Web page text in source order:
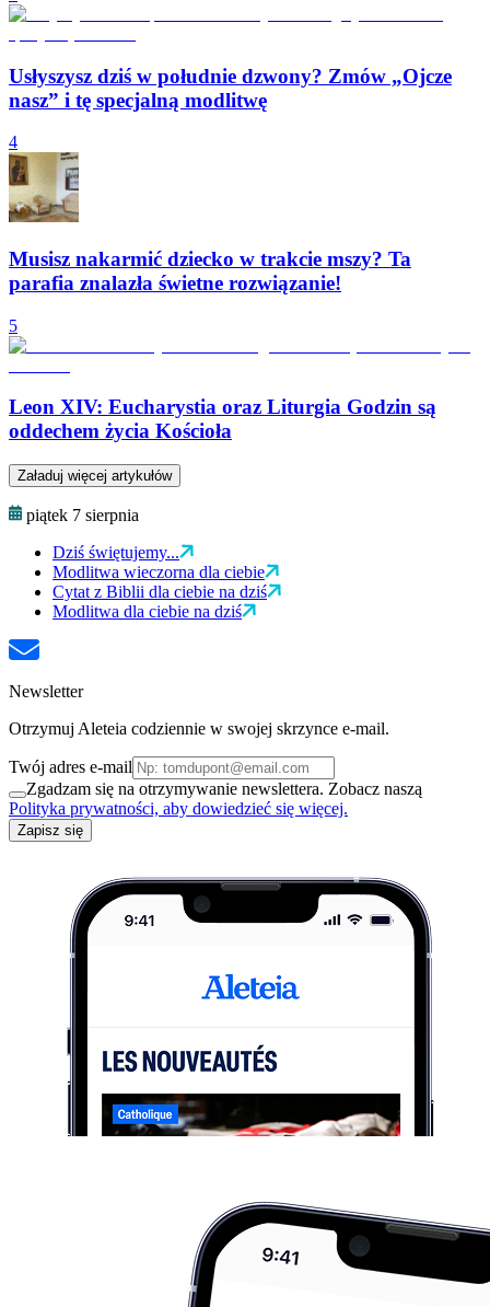
Usłyszysz dziś w południe dzwony? Zmów „Ojcze
nasz” i tę specjalną modlitwę
4
Musisz nakarmić dziecko w trakcie mszy? Ta
parafia znalazła świetne rozwiązanie!
5
Leon XIV: Eucharystia oraz Liturgia Godzin są
oddechem życia Kościoła
Załaduj więcej artykułów
piątek 7 sierpnia
Dziś świętujemy...
Modlitwa wieczorna dla ciebie
Cytat z Biblii dla ciebie na dziś
Modlitwa dla ciebie na dziś
Newsletter
Otrzymuj Aleteia codziennie w swojej skrzynce e-mail.
Twój adres e-mail
Zgadzam się na otrzymywanie newslettera. Zobacz naszą
Polityka prywatności, aby dowiedzieć się więcej.
Zapisz się